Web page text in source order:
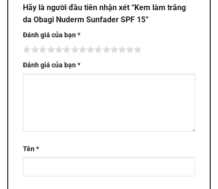
Hãy là người đầu tiên nhận xét “Kem làm trắng
da Obagi Nuderm Sunfader SPF 15”
Đánh giá của bạn*
Đánh giá của bạn*
Tên*